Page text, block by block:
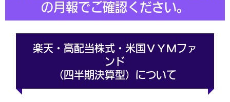
の月報でご確認ください。
楽天・高配当株式・米国ＶＹＭファ
ンド
（四半期決算型）について